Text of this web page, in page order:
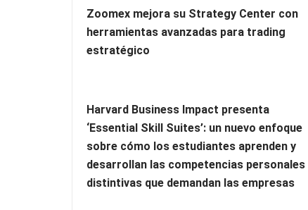
Zoomex mejora su Strategy Center con
herramientas avanzadas para trading
estratégico
Harvard Business Impact presenta
‘Essential Skill Suites’: un nuevo enfoque
sobre cómo los estudiantes aprenden y
desarrollan las competencias personales
distintivas que demandan las empresas